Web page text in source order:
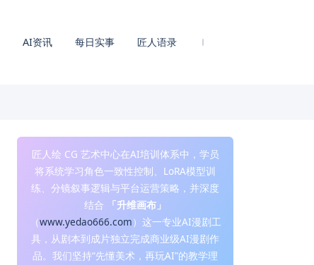
AI资讯 每日实事 匠人语录
匠人绘 CG 艺术中心在AI培训体系中，学员
将系统学习角色一致性控制、LoRA模型训
练、分镜叙事逻辑与平台运营策略，并深度
结合
「升维画布」
（www.yedao666.com）这一专业AI漫剧工
具，从剧本到成片独立完成商业级AI漫剧作
品。我们坚持“先懂美术，再玩AI”的教学理